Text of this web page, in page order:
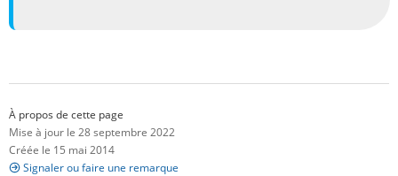
À propos de cette page
Mise à jour le 28 septembre 2022
Créée le 15 mai 2014
Signaler ou faire une remarque